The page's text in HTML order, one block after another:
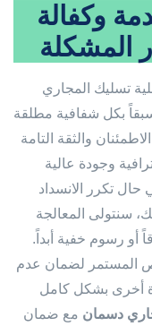
وكفالة
المشكلة
تسليك المجاري
بكل شفافية مطلقة
والثقة التامة
وجودة عالية
تكرر الانسداد
سنتولى المعالجة
أو رسوم خفية أبداً.
المستمر لضمان عدم
أخرى بشكل كامل
دسمان مع ضمان